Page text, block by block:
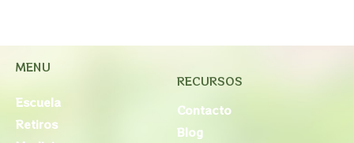
MENU
Escuela
Retiros
RECURSOS
Contacto
Blog